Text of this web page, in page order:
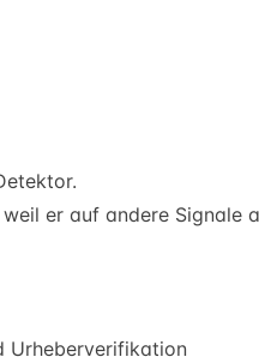
er auf andere Signale
Urheberverifikation